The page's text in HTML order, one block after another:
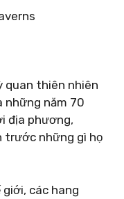
quan thiên nhiên
những năm 70
địa phương,
trước những gì họ
các hang